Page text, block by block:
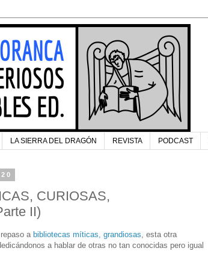
LA SIERRA DEL DRAGÓN REVISTA PODCAST
CURIOSAS,
II)
a bibliotecas míticas, grandiosas, esta otra
a hablar de otras no tan conocidas pero igual